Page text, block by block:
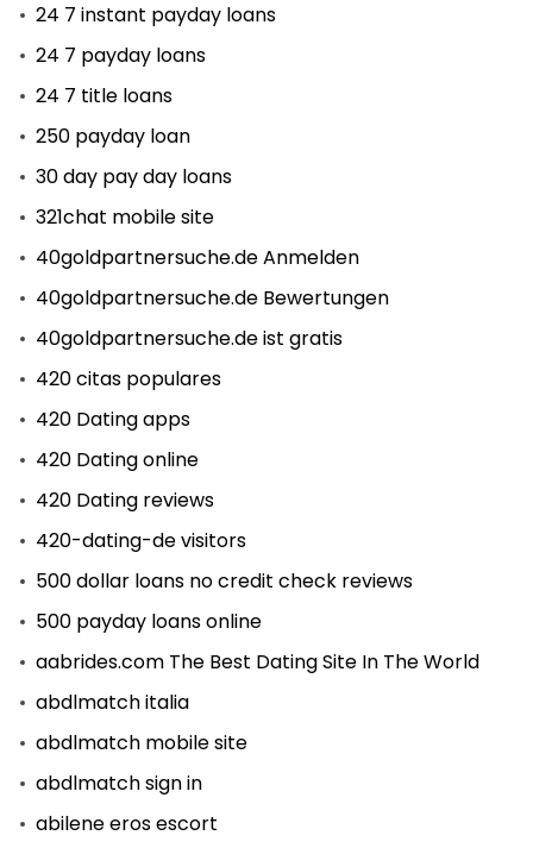
24 7 instant payday loans
24 7 payday loans
24 7 title loans
250 payday loan
30 day pay day loans
321chat mobile site
40goldpartnersuche.de Anmelden
40goldpartnersuche.de Bewertungen
40goldpartnersuche.de ist gratis
420 citas populares
420 Dating apps
420 Dating online
420 Dating reviews
420-dating-de visitors
500 dollar loans no credit check reviews
500 payday loans online
aabrides.com The Best Dating Site In The World
abdlmatch italia
abdlmatch mobile site
abdlmatch sign in
abilene eros escort